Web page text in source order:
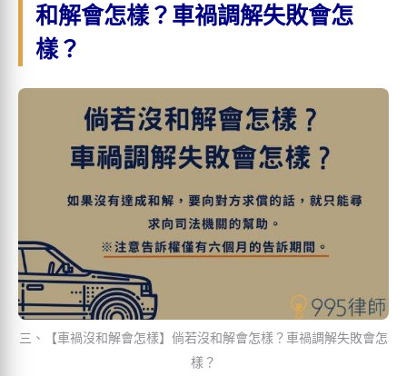
和解會怎樣？車禍調解失敗會怎
樣？
三、【車禍沒和解會怎樣】倘若沒和解會怎樣？車禍調解失敗會怎
樣？